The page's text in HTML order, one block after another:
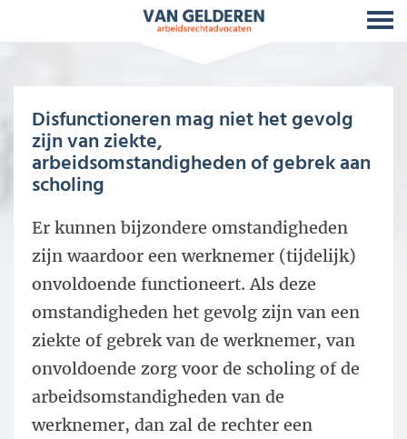
Disfunctioneren mag niet het gevolg
zijn van ziekte,
arbeidsomstandigheden of gebrek aan
scholing
Er kunnen bijzondere omstandigheden
zijn waardoor een werknemer (tijdelijk)
onvoldoende functioneert. Als deze
omstandigheden het gevolg zijn van een
ziekte of gebrek van de werknemer, van
onvoldoende zorg voor de scholing of de
arbeidsomstandigheden van de
werknemer, dan zal de rechter een